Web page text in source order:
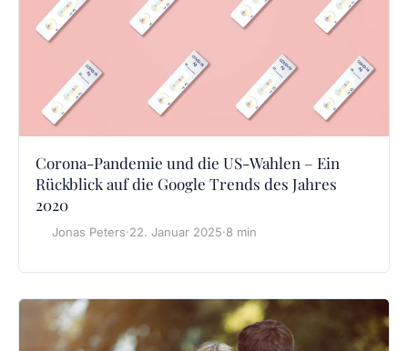
Corona-Pandemie und die US-Wahlen – Ein
Rückblick auf die Google Trends des Jahres
2020
Jonas Peters·22. Januar 2025·8 min